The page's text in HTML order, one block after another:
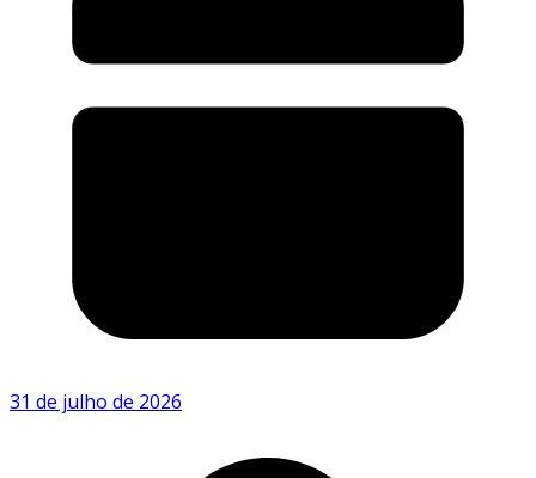
31 de julho de 2026